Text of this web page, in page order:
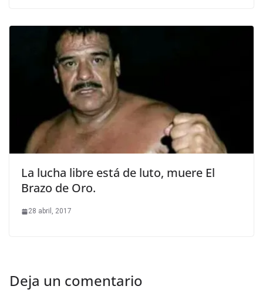
La lucha libre está de luto, muere El
Brazo de Oro.
28 abril, 2017
Deja un comentario